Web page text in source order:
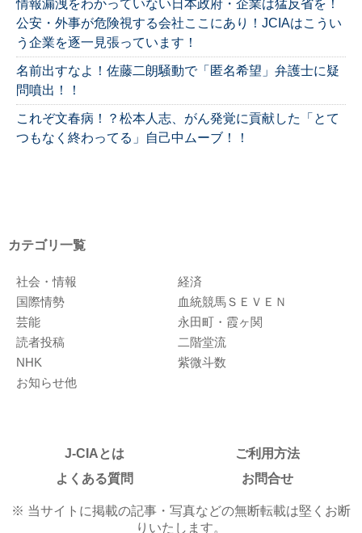
情報漏洩をわかっていない日本政府・企業は猛反省を！
公安・外事が危険視する会社ここにあり！JCIAはこうい
う企業を逐一見張っています！
名前出すなよ！佐藤二朗騒動で「匿名希望」弁護士に疑
問噴出！！
これぞ文春病！？松本人志、がん発覚に貢献した「とて
つもなく終わってる」自己中ムーブ！！
カテゴリ一覧
社会・情報
経済
国際情勢
血統競馬ＳＥＶＥＮ
芸能
永田町・霞ヶ関
読者投稿
二階堂流
NHK
紫微斗数
お知らせ他
J-CIAとは
ご利用方法
よくある質問
お問合せ
※ 当サイトに掲載の記事・写真などの無断転載は堅くお断
りいたします。